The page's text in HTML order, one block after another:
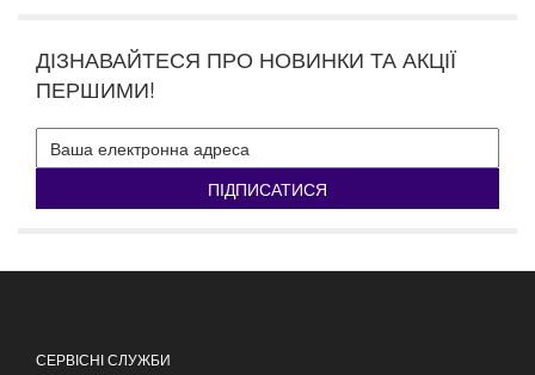
ДІЗНАВАЙТЕСЯ ПРО НОВИНКИ ТА АКЦІЇ
ПЕРШИМИ!
ПІДПИСАТИСЯ
СЕРВІСНІ СЛУЖБИ